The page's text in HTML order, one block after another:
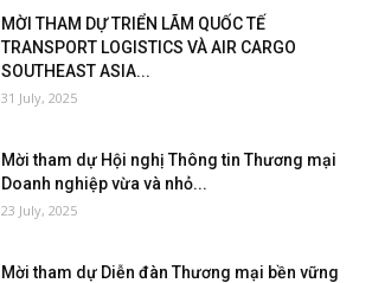
MỜI THAM DỰ TRIỂN LÃM QUỐC TẾ
TRANSPORT LOGISTICS VÀ AIR CARGO
SOUTHEAST ASIA...
31 July, 2025
Mời tham dự Hội nghị Thông tin Thương mại
Doanh nghiệp vừa và nhỏ...
23 July, 2025
Mời tham dự Diễn đàn Thương mại bền vững